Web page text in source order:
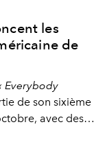
les
de
Everybody
de son sixième
avec des